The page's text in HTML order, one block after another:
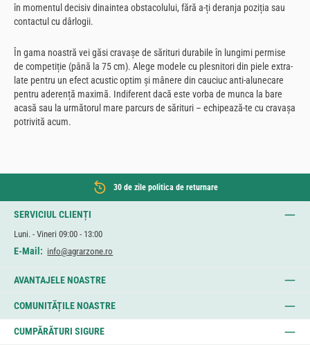
în momentul decisiv dinaintea obstacolului, fără a-ți deranja poziția sau
contactul cu dârlogii.
În gama noastră vei găsi cravașe de sărituri durabile în lungimi permise
de competiție (până la 75 cm). Alege modele cu plesnitori din piele extra-
late pentru un efect acustic optim și mânere din cauciuc anti-alunecare
pentru aderență maximă. Indiferent dacă este vorba de munca la bare
acasă sau la următorul mare parcurs de sărituri – echipează-te cu cravașa
potrivită acum.
30 de zile politica de returnare
SERVICIUL CLIENȚI
Luni. - Vineri 09:00 - 13:00
E-Mail: info@agrarzone.ro
AVANTAJELE NOASTRE
COMUNITĂȚILE NOASTRE
CUMPĂRĂTURI SIGURE